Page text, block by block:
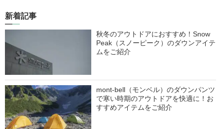
新着記事
秋冬のアウトドアにおすすめ！Snow
Peak（スノーピーク）のダウンアイテ
ムをご紹介
mont-bell（モンベル）のダウンパンツ
で寒い時期のアウトドアを快適に！お
すすめアイテムをご紹介